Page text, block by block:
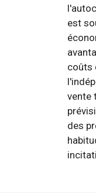
est
coûts
vente
des